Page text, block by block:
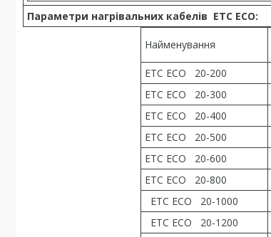
Параметри нагрівальних кабелів ETC ECO:
Найменування
ETC ECO 20­-200
ETC ECO 20­-300
ETC ECO 20­-400
ETC ECO 20­-500
ETC ECO 20-­600
ETC ECO 20-­800
ETC ECO 20-­1000
ETC ECO 20-­1200